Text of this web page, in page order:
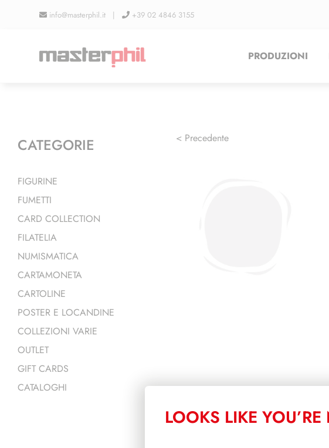
info@masterphil.it | +39 02 4846 3155
PRODUZIONI
< Precedente
PRODOTTI
CATEGORIE
FIGURINE
FUMETTI
CARD COLLECTION
FILATELIA
NUMISMATICA
CARTAMONETA
CARTOLINE
POSTER E LOCANDINE
COLLEZIONI VARIE
OUTLET
GIFT CARDS
CATALOGHI
LOOKS LIKE